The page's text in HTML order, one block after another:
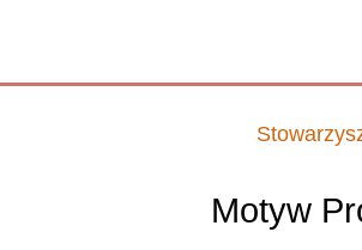
Motyw